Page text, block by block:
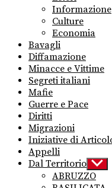
Informazione
Culture
Economia
Bavagli
Diffamazione
Minacce e Vittime
Segreti italiani
Mafie
Guerre e Pace
Diritti
Migrazioni
Iniziative di
Appelli
Dal Territorio Show
sub
menu
ABRUZZO